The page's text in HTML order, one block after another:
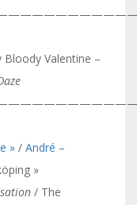
Bloody Valentine –
» / André –
»
/ The